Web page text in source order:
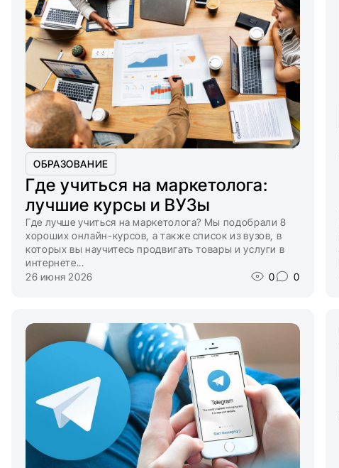
ОБРАЗОВАНИЕ
Где учиться на маркетолога:
лучшие курсы и ВУЗы
Где лучше учиться на маркетолога? Мы подобрали 8
хороших онлайн-курсов, а также список из вузов, в
которых вы научитесь продвигать товары и услуги в
интернете...
26 июня 2026
0 0